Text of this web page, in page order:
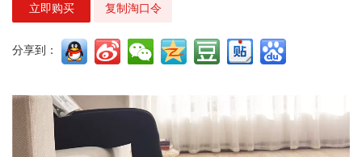
立即购买 复制淘口令
分享到：